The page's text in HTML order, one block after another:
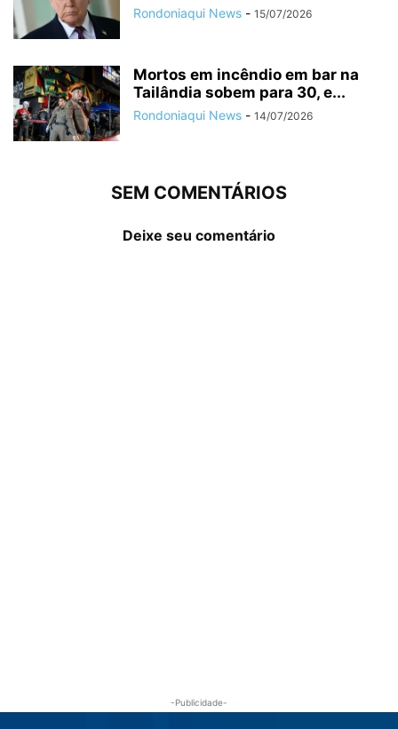
Rondoniaqui News - 15/07/2026
Mortos em incêndio em bar na
Tailândia sobem para 30, e...
Rondoniaqui News - 14/07/2026
SEM COMENTÁRIOS
Deixe seu comentário
-Publicidade-